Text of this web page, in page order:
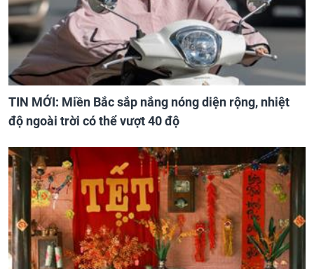
TIN MỚI: Miền Bắc sắp nắng nóng diện rộng, nhiệt
độ ngoài trời có thể vượt 40 độ